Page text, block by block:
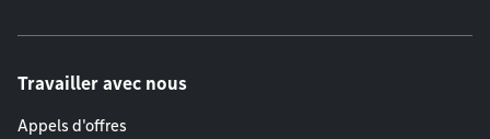
Travailler avec nous
Appels d'offres